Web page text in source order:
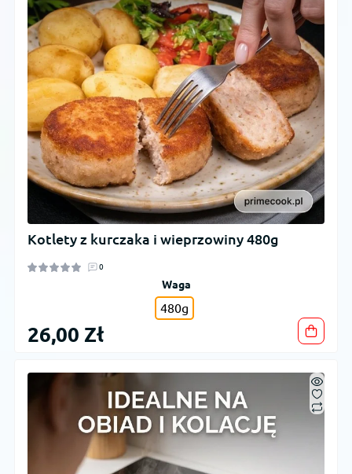
Kotlety z kurczaka i wieprzowiny 480g
0
Waga
480g
26,00 Zł